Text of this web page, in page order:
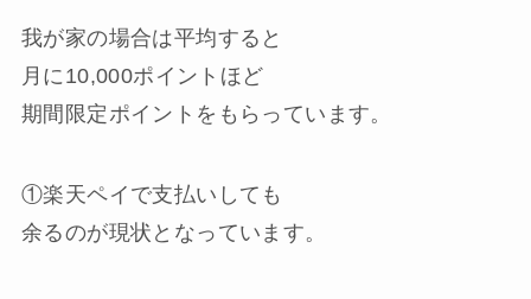
我が家の場合は平均すると
月に10,000ポイントほど
期間限定ポイントをもらっています。
①楽天ペイで支払いしても
余るのが現状となっています。